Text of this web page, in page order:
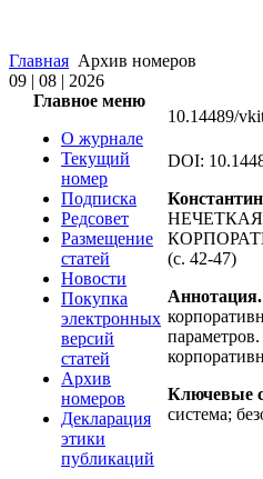
Главная Архив номеров
09 | 08 | 2026
Главное меню
О журнале
Текущий
номер
Подписка
Редсовет
Размещение
статей
Новости
Покупка
электронных
версий
статей
Архив
номеров
Декларация
этики
публикаций
10.14489/
DOI:
(c. 42-47)
Аннотация.
Ключевые
система;